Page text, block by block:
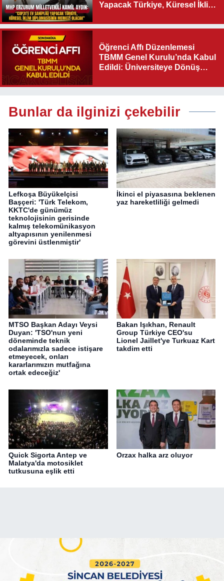
Yapacak Türkiye, Küresel İklim
Olacak"
Öğrenci Affı Düzenlemesi
TBMM Genel Kurulu’nda Kabul
Edildi: Üniversiteye Dönüş
Bunlar da ilginizi çekebilir
Lefkoşa Büyükelçisi
Başçeri: 'Türk Telekom,
KKTC'de günümüz
teknolojisinin gerisinde
kalmış telekomünikasyon
altyapısının yenilenmesi
görevini üstlenmiştir'
İkinci el piyasasına beklenen
yaz hareketliliği gelmedi
MTSO Başkan Adayı Veysi
Duyan: 'TSO'nun yeni
döneminde teknik
odalarımızla sadece istişare
etmeyecek, onları
kararlarımızın mutfağına
ortak edeceğiz'
Bakan Işıkhan, Renault
Group Türkiye CEO'su
Lionel Jaillet'ye Turkuaz Kart
takdim etti
Quick Sigorta Antep ve
Malatya'da motosiklet
tutkusuna eşlik etti
Orzax halka arz oluyor